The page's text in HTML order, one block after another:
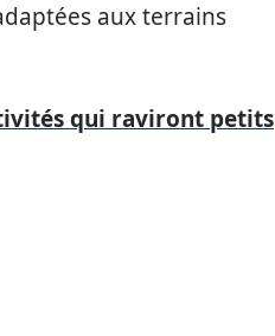
aux terrains
qui raviront petits